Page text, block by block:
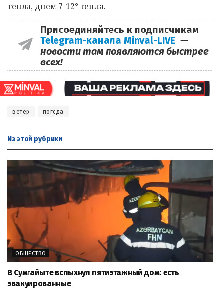
тепла, днем 7-12° тепла.
Присоединяйтесь к подписчикам
Telegram-канала Minval-LIVE —
новости там появляются быстрее
всех!
ветер погода
Из этой рубрики
ОБЩЕСТВО
В Сумгайыте вспыхнул пятиэтажный дом: есть
эвакуированные